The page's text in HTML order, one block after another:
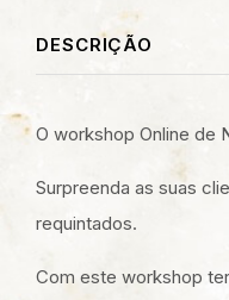
DESCRIÇÃO
O workshop Online de
Surpreenda as suas
requintados.
Com este workshop